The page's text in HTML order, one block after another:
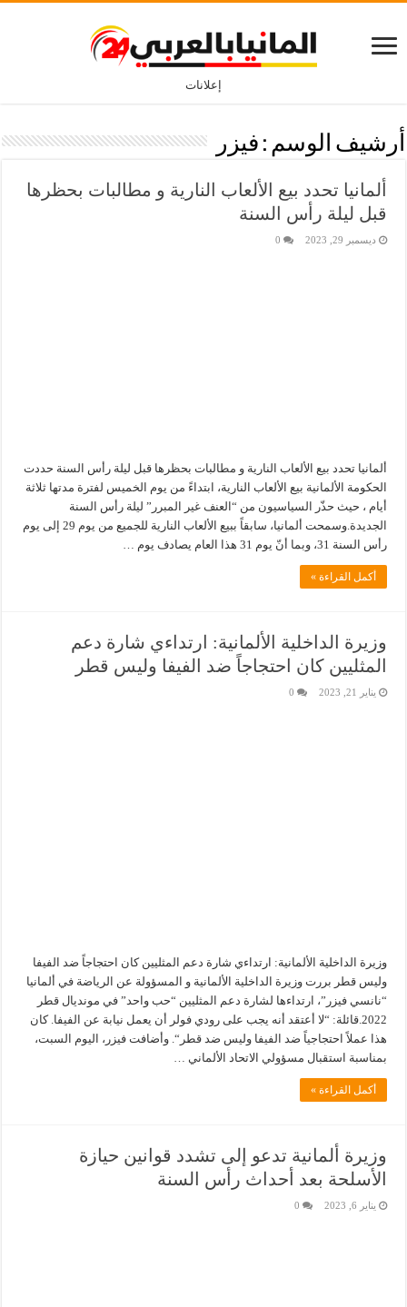
إعلانات
أرشيف الوسم : فيزر
ألمانيا تحدد بيع الألعاب النارية و مطالبات بحظرها
قبل ليلة رأس السنة
ديسمبر 29, 2023 0
ألمانيا تحدد بيع الألعاب النارية و مطالبات بحظرها قبل ليلة رأس السنة حددت
الحكومة الألمانية بيع الألعاب النارية، ابتداءً من يوم الخميس لفترة مدتها ثلاثة
أيام ، حيث حذّر السياسيون من “العنف غير المبرر” ليلة رأس السنة
الجديدة.وسمحت ألمانيا، سابقاً ببيع الألعاب النارية للجميع من يوم 29 إلى يوم
رأس السنة 31، وبما أنّ يوم 31 هذا العام يصادف يوم …
أكمل القراءة »
وزيرة الداخلية الألمانية: ارتداءي شارة دعم
المثليين كان احتجاجاً ضد الفيفا وليس قطر
يناير 21, 2023 0
وزيرة الداخلية الألمانية: ارتداءي شارة دعم المثليين كان احتجاجاً ضد الفيفا
وليس قطر بررت وزيرة الداخلية الألمانية و المسؤولة عن الرياضة في ألمانيا
“نانسي فيزر”، ارتداءها لشارة دعم المثليين “حب واحد” في مونديال قطر
2022.قائلة: “لا أعتقد أنه يجب على رودي فولر أن يعمل نيابة عن الفيفا. كان
هذا عملاً احتجاجياً ضد الفيفا وليس ضد قطر“. وأضافت فيزر، اليوم السبت،
بمناسبة استقبال مسؤولي الاتحاد الألماني …
أكمل القراءة »
وزيرة ألمانية تدعو إلى تشدد قوانين حيازة
الأسلحة بعد أحداث رأس السنة
يناير 6, 2023 0